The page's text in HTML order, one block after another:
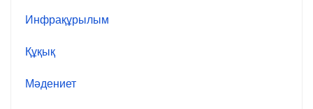
Инфрақұрылым
Құқық
Мәдениет